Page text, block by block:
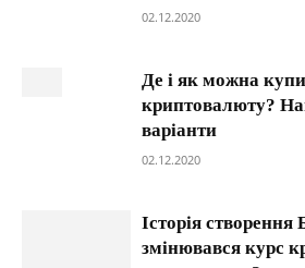
02.12.2020
Де і як можна
криптовалюту?
варіанти
02.12.2020
Історія
змінювався курс